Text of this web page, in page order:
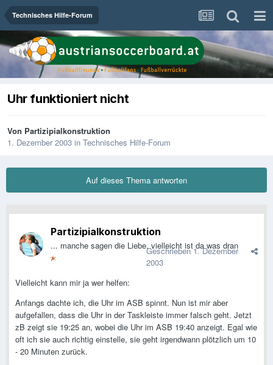
Technisches Hilfe-Forum
Uhr funktioniert nicht
Von Partizipialkonstruktion
1. Dezember 2003 in Technisches Hilfe-Forum
Auf dieses Thema antworten
Partizipialkonstruktion
... manche sagen die Liebe, vielleicht ist da was dran
Geschrieben1. Dezember
2003
Vielleicht kann mir ja wer helfen:
Anfangs dachte ich, die Uhr im ASB spinnt. Nun ist mir aber
aufgefallen, dass die Uhr in der Taskleiste immer falsch geht. Jetzt
zB zeigt sie 19:25 an, wobei die Uhr im ASB 19:40 anzeigt. Egal wie
oft ich sie auch richtig einstelle, sie geht irgendwann plötzlich um 10
- 20 Minuten zurück.